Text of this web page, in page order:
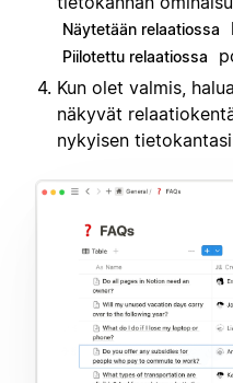
Näytetään relaatiossa
Piilotettu relaatiossa
Kun olet valmis,
näkyvät
nykyisen